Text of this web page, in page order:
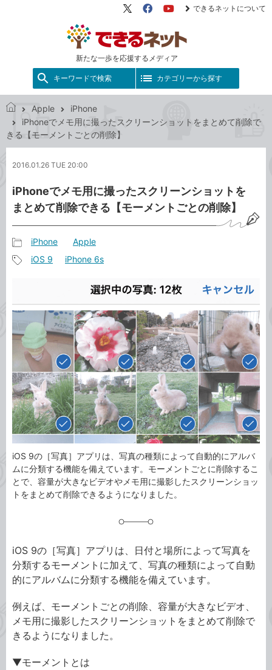
新たな一歩を応援するメディア
X（旧
FacebookYouTube
できるネットについて
キーワードで検索 カテゴリーから探す
で
き
ッ
Apple
iPhone
iPhoneでメモ用に撮ったスクリーンショットをまとめて削除で
きる【モーメントごとの削除】
2016.01.26 TUE 20:00
iPhoneでメモ用に撮ったスクリーンショットを
まとめて削除できる【モーメントごとの削除】
事
ゴ
リ
iPhone Apple
グ
iOS 9 iPhone 6s
iOS 9の［写真］アプリは、写真の種類によって自動的にアルバ
ムに分類する機能を備えています。モーメントごとに削除するこ
とで、容量が大きなビデオやメモ用に撮影したスクリーンショッ
トをまとめて削除できるようになりました。
iOS 9の［写真］アプリは、日付と場所によって写真を
分類するモーメントに加えて、写真の種類によって自動
的にアルバムに分類する機能を備えています。
例えば、モーメントごとの削除、容量が大きなビデオ、
メモ用に撮影したスクリーンショットをまとめて削除で
きるようになりました。
▼モーメントとは